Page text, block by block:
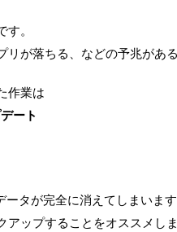
。
が落ちる、などの予兆があ
作業は
ート
タが完全に消えてしまいます
ップすることをオススメしま